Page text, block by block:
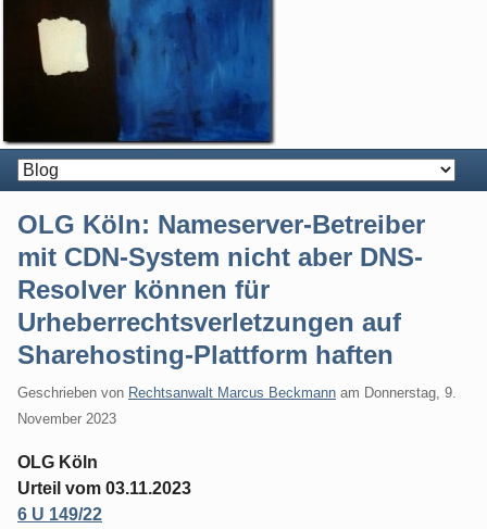
OLG Köln: Nameserver-Betreiber
mit CDN-System nicht aber DNS-
Resolver können für
Urheberrechtsverletzungen auf
Sharehosting-Plattform haften
Geschrieben von Rechtsanwalt Marcus Beckmann am Donnerstag, 9.
November 2023
OLG Köln
Urteil vom 03.11.2023
6 U 149/22